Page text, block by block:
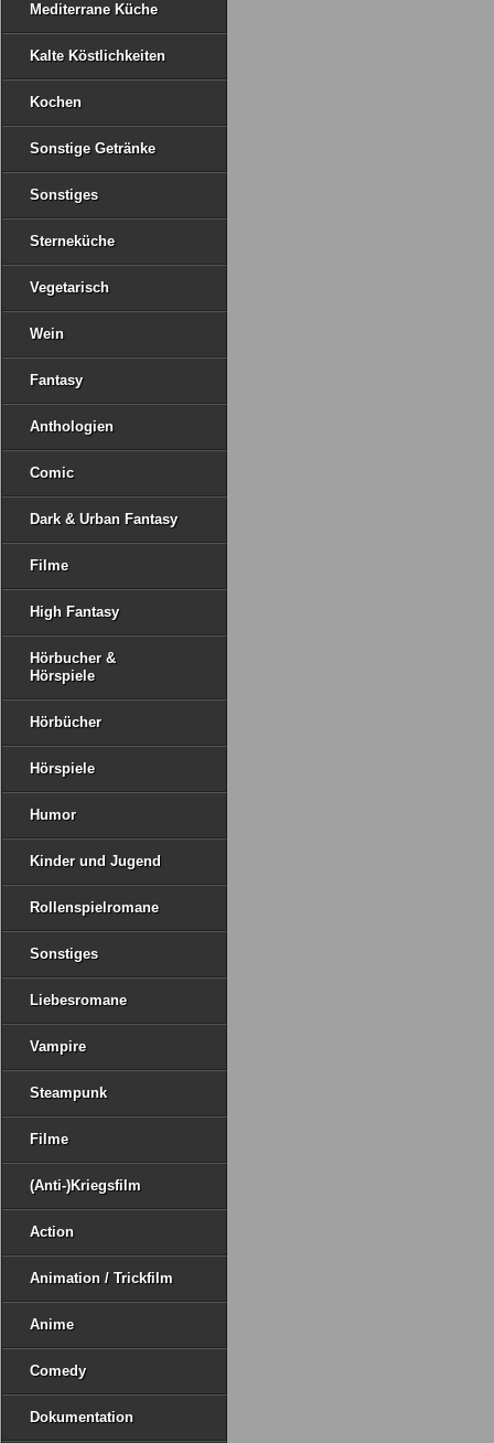
Mediterrane Küche
Kalte Köstlichkeiten
Kochen
Sonstige Getränke
Sonstiges
Sterneküche
Vegetarisch
Wein
Fantasy
Anthologien
Comic
Dark & Urban Fantasy
Filme
High Fantasy
Hörbucher &
Hörspiele
Hörbücher
Hörspiele
Humor
Kinder und Jugend
Rollenspielromane
Sonstiges
Liebesromane
Vampire
Steampunk
Filme
(Anti-)Kriegsfilm
Action
Animation / Trickfilm
Anime
Comedy
Dokumentation